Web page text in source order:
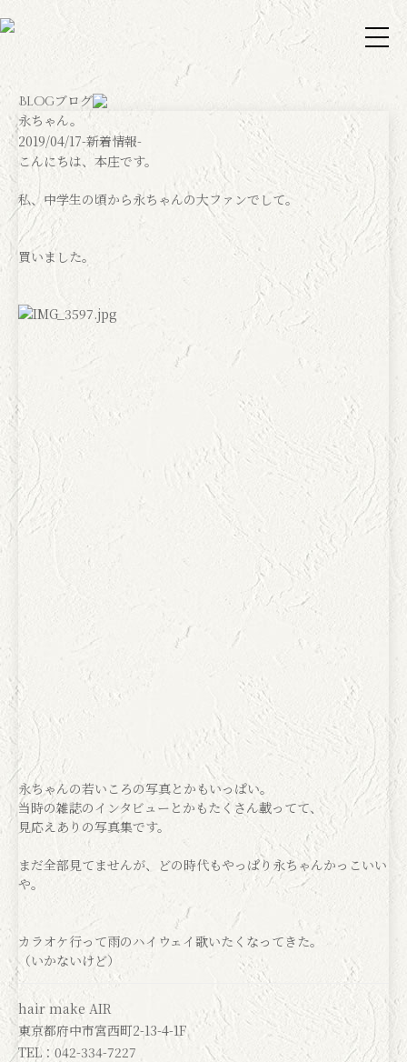
Blogブログ
永ちゃん。
2019/04/17-新着情報-
こんにちは、本庄です。
私、中学生の頃から永ちゃんの大ファンでして。
買いました。
永ちゃんの若いころの写真とかもいっぱい。
当時の雑誌のインタビューとかもたくさん載ってて、
見応えありの写真集です。
まだ全部見てませんが、どの時代もやっぱり永ちゃんかっこいい
や。
カラオケ行って雨のハイウェイ歌いたくなってきた。
（いかないけど）
hair make AIR
東京都府中市宮西町2-13-4-1F
TEL：042-334-7227